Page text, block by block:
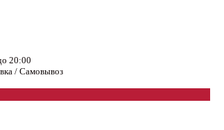
20:00
/ Самовывоз